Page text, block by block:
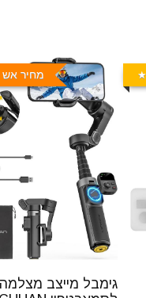
מחיר אש
גימבל מייצב מצלמה